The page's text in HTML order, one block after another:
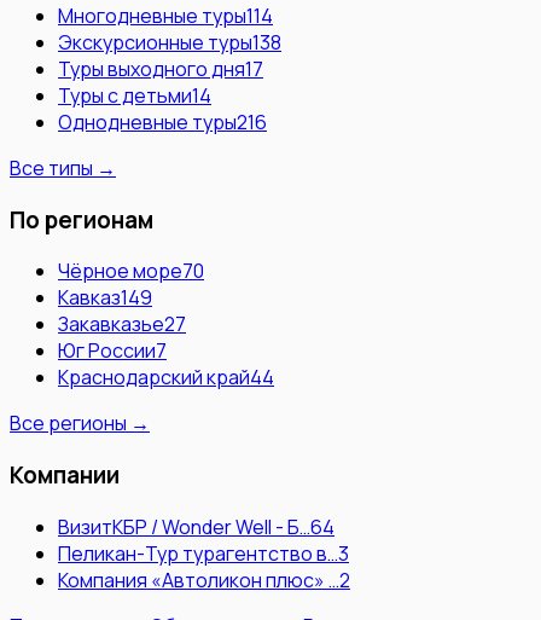
Многодневные туры114
Экскурсионные туры138
Туры выходного дня17
Туры с детьми14
Однодневные туры216
Все типы →
По регионам
Чёрное море70
Кавказ149
Закавказье27
Юг России7
Краснодарский край44
Все регионы →
Компании
ВизитКБР / Wonder Well - Б…64
Пеликан-Тур турагентство в…3
Компания «Автоликон плюс» …2